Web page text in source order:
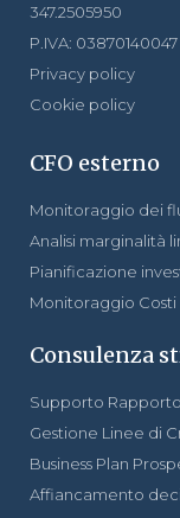
347.2505950
P.IVA: 03870140047
Privacy policy
Cookie policy
CFO esterno
Monitoraggio dei
Analisi marginalità
Pianificazione
Monitoraggio Costi
Consulenza
Supporto
Gestione Linee di
Business Plan
Affiancamento